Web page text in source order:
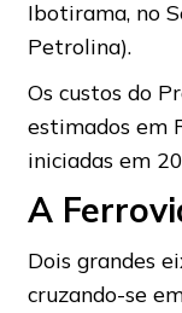
Ibotirama, no
Petrolina).
Os custos do
estimados em
iniciadas em
A
Dois grandes
cruzando-se